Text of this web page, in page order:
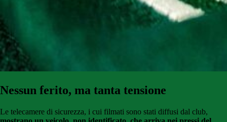
Nessun ferito, ma tanta tensione
Le telecamere di sicurezza, i cui filmati sono stati diffusi dal club,